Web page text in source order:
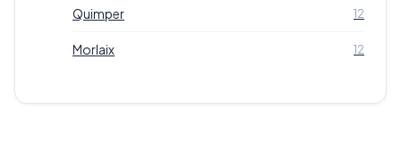
Quimper 12
Morlaix 12